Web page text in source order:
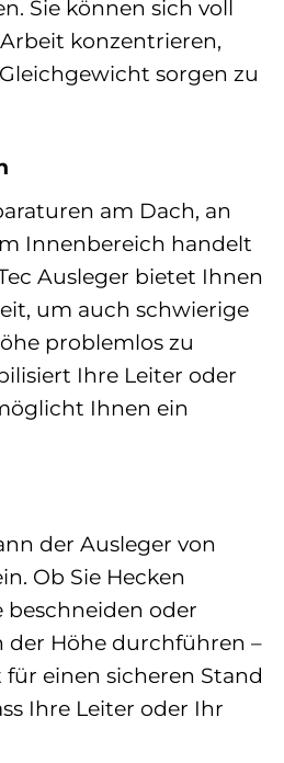
Sie können sich voll
konzentrieren,
sorgen zu
am Dach, an
Innenbereich handelt
Ausleger bietet Ihnen
um auch schwierige
problemlos zu
Ihre Leiter oder
Ihnen ein
der Ausleger von
Ob Sie Hecken
beschneiden oder
der Höhe durchführen –
einen sicheren Stand
Ihre Leiter oder Ihr